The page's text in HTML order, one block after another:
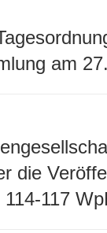
am
die
117